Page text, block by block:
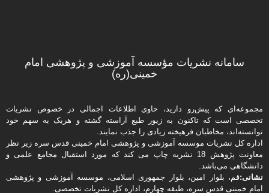
سامانه نشریات مؤسسه آموزشی و پژوهشی امام
خمینی(ره)
مجموعه‌ای که پیش‌رو دارید،‌ حاوی اطلاعات اجمالی در خصوص نشریات
تخصصی است که تاکنون به زیور طبع آراسته گشته و هریک به سهم خود
توانسته‌اند، مخاطبان فرهیخته‌ زیادی را جذب نمایند.
اداره كل نشریات موسسه آموزشی و پژوهشی امام خمینی قدس سره زیر نظر
معاونت پژوهش 18 نشریه چاپ می کند که مورد استقبال مجامع علمی و
دانشگاهی می‌باشد.
نشانی:قم، بلوار امین، بلوار جمهوری اسلامی، موسسه آموزشی و پژوهشی
امام خمینی قدس سره، طبقه چهارم، اداره كل نشریات تخصصی.